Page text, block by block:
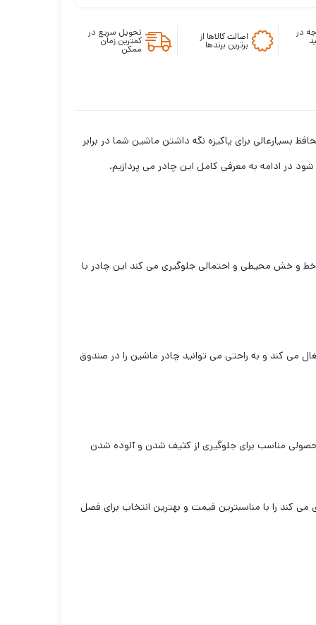
در اصالت کالاها از
برترین برندها
تحویل سریع در
کمترین زمان
ممکن
بسیارعالی برای پاکیزه نگه داشتن ماشین شما در برابر
در ادامه به معرفی کامل این چادر می پردازیم.
و خش محیطی و احتمالی جلوگیری می کند این چادر با
می کند و به راحتی می توانید چادر ماشین را در صندوق
مناسب برای جلوگیری از کثیف شدن و آلوده شدن
کند را با مناسبترین قیمت و بهترین انتخاب برای فصل